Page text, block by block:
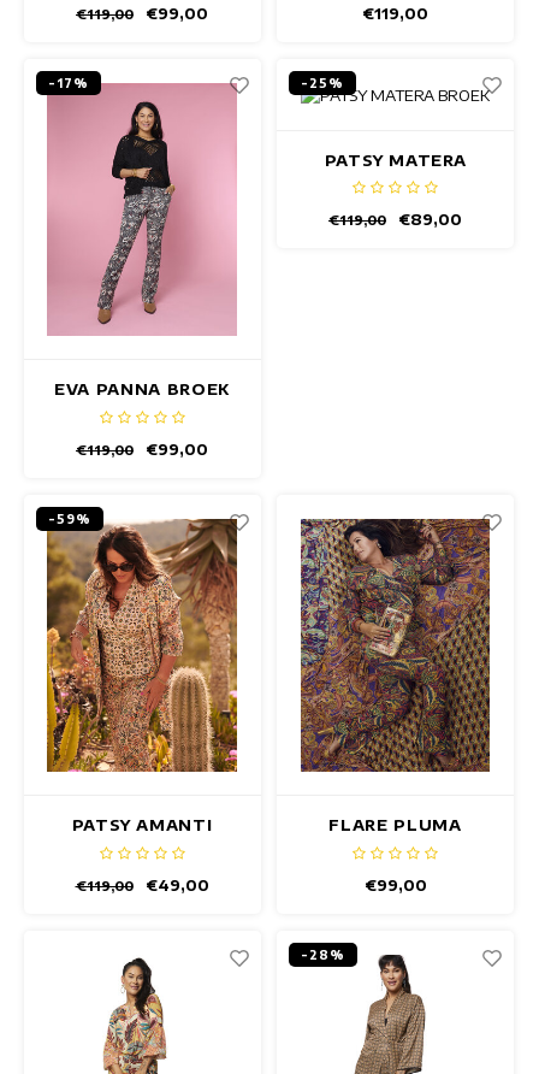
€119,00 €99,00
€119,00
-17%
EVA PANNA BROEK
€119,00 €99,00
-25%
PATSY MATERA
BROEK
€119,00 €89,00
-59%
PATSY AMANTI
BROEK
€119,00 €49,00
FLARE PLUMA
BROEK
€99,00
-28%